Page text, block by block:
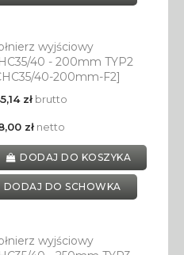
wyjściowy
40 - 200mm TYP2
40-200mm-F2]
złbrutto
złnetto
DODAJ DO KOSZYKA
DODAJ DO SCHOWKA
wyjściowy